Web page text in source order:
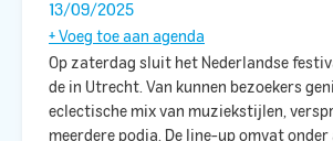
13/09/2025
+ Voeg toe aan agenda
Op zaterdag sluit het Nederlandse
de in Utrecht. Van kunnen bezoekers
eclectische mix van muziekstijlen,
meerdere podia. De line-up omvat onder